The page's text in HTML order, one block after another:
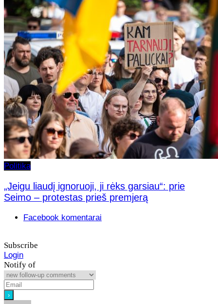
Politika
„Jeigu liaudį ignoruoji, ji rėks garsiau“: prie
Seimo – protestas prieš premjerą
Facebook komentarai
Subscribe
Login
Notify of